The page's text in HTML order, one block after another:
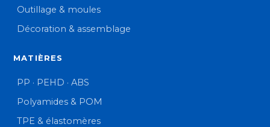
Outillage & moules
Décoration & assemblage
MATIÈRES
PP · PEHD · ABS
Polyamides & POM
TPE & élastomères